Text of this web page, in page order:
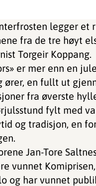
legger et
fra de tre høyt
Torgeir Koppang.
er mer enn en
ører, en fullt ut
fra øverste
fylt med
og tradisjon, en
Jan-Tore
vunnet
og har vunnet